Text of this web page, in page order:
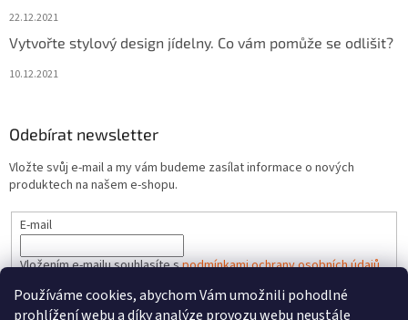
Používáme cookies, abychom Vám umožnili pohodlné
prohlížení webu a díky analýze provozu webu neustále
22.12.2021
Vytvořte stylový design jídelny. Co vám pomůže se odlišit?
10.12.2021
Odebírat newsletter
Vložte svůj e-mail a my vám budeme zasílat informace o nových
produktech na našem e-shopu.
E-mail
Vložením e-mailu souhlasíte spodmínkami ochrany osobních údajů
PŘIHLÁSIT SE